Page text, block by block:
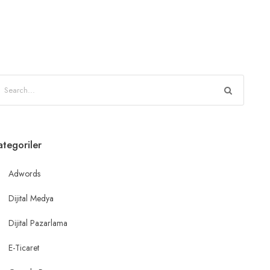
Adwords
Dijital Medya
Dijital Pazarlama
E-Ticaret